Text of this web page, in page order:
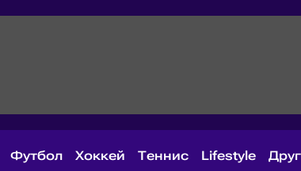
Футбол Хоккей Теннис Lifestyle